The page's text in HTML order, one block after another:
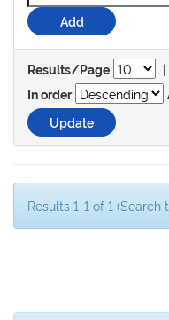
Results/Page |
In order
Results 1-1 of 1 (Search